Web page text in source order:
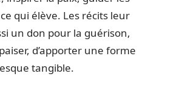
qui élève. Les récits leur
un don pour la guérison,
d’apporter une forme
tangible.